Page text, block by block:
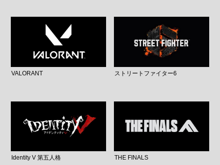
VALORANT ストリートファイター6
Identity V 第五人格 THE FINALS